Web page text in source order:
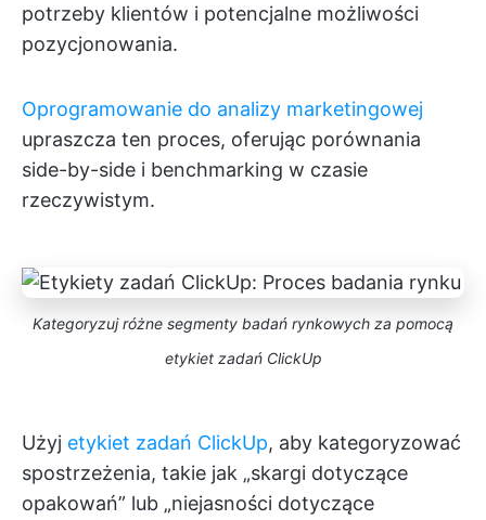
potrzeby klientów i potencjalne możliwości
pozycjonowania.
Oprogramowanie do analizy marketingowej
upraszcza ten proces, oferując porównania
side-by-side i benchmarking w czasie
rzeczywistym.
Kategoryzuj różne segmenty badań rynkowych za pomocą
etykiet zadań ClickUp
Użyj etykiet zadań ClickUp, aby kategoryzować
spostrzeżenia, takie jak „skargi dotyczące
opakowań” lub „niejasności dotyczące